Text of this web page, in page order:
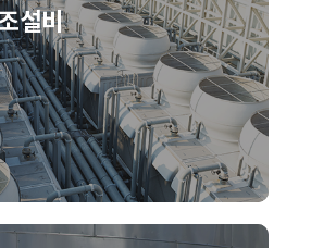
설비